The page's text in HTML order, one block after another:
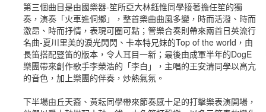
第三個曲目是由國樂器-笙所亞大林鈺惟同學接著擔任笙的獨
奏，演奏「火車進侗鄉」，整首樂曲曲風多變，時而活潑、時而
激昂、時而抒情，表現可圈可點；管樂合奏則帶來兩首日英流行
名曲-夏川里美的淚光閃閃、卡本特兄妹的Top of the world，由
長笛搭配豎笛的版本，令人耳目一新；最後由成軍半年的DogE
樂團帶來創作歌手李榮浩的「李白」，主唱的王安清同學以高亢
的音色，加上樂團的伴奏，炒熱氣氛。
下半場由丘天裔、黃耘同學帶來節奏感十足的打擊樂表演開場，